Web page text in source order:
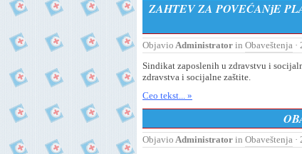
ZAHTEV ZA POVEĆANјE
Objavio Administrator in Obaveštenja ·
Sindikat zaposlenih u zdravstvu i
zdravstva i socijalne zaštite.
Ceo tekst... »
Objavio Administrator in Obaveštenja ·